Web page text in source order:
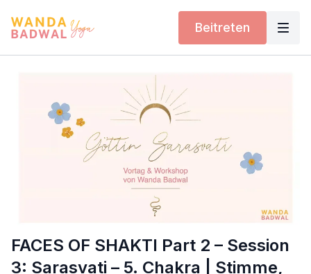
Beitreten
FACES OF SHAKTI Part 2 – Session
3: Sarasvati – 5. Chakra | Stimme,